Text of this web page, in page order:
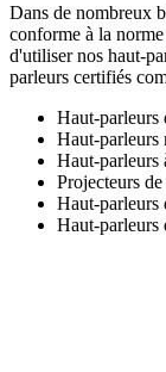
Dans de nombreux
conforme à la
d'utiliser nos haut-
parleurs certifiés
Haut-parleurs
Haut-parleurs
Haut-parleurs
Projecteurs de
Haut-parleurs
Haut-parleurs